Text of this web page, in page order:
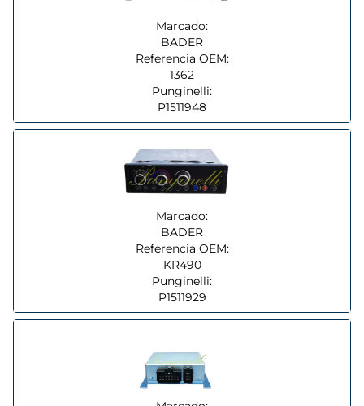
Marcado:
BADER
Referencia OEM:
1362
Punginelli:
P1511948
Marcado:
BADER
Referencia OEM:
KR490
Punginelli:
P1511929